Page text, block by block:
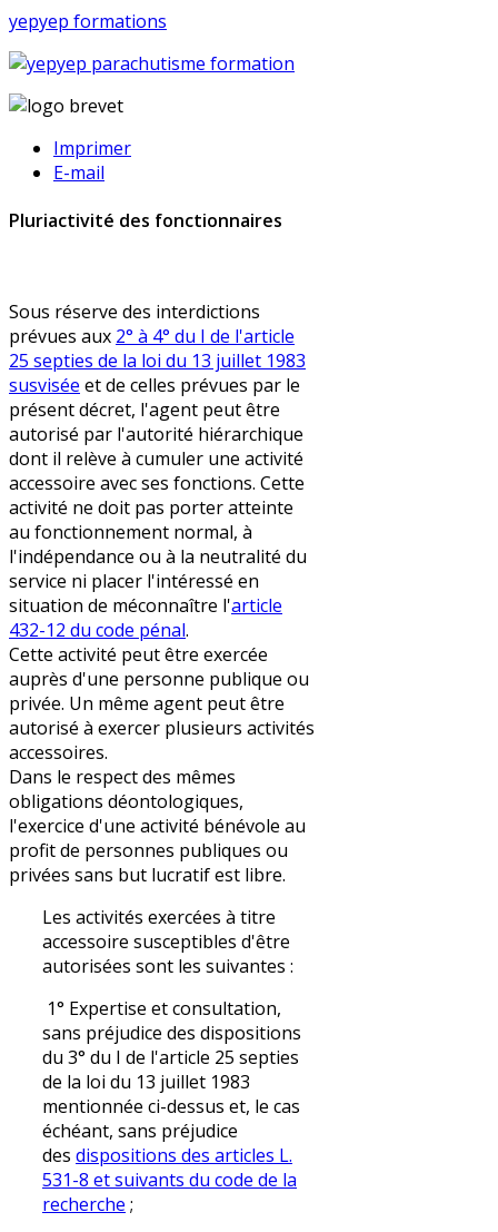
yepyep formations
Imprimer
E-mail
Pluriactivité des fonctionnaires
Sous réserve des interdictions
prévues aux 2° à 4° du I de l'article
25 septies de la loi du 13 juillet 1983
susvisée et de celles prévues par le
présent décret, l'agent peut être
autorisé par l'autorité hiérarchique
dont il relève à cumuler une activité
accessoire avec ses fonctions. Cette
activité ne doit pas porter atteinte
au fonctionnement normal, à
l'indépendance ou à la neutralité du
service ni placer l'intéressé en
situation de méconnaître l'article
432-12 du code pénal.
Cette activité peut être exercée
auprès d'une personne publique ou
privée. Un même agent peut être
autorisé à exercer plusieurs activités
accessoires.
Dans le respect des mêmes
obligations déontologiques,
l'exercice d'une activité bénévole au
profit de personnes publiques ou
privées sans but lucratif est libre.
Les activités exercées à titre
accessoire susceptibles d'être
autorisées sont les suivantes :
1° Expertise et consultation,
sans préjudice des dispositions
du 3° du I de l'article 25 septies
de la loi du 13 juillet 1983
mentionnée ci-dessus et, le cas
échéant, sans préjudice
des dispositions des articles L.
531-8 et suivants du code de la
recherche ;